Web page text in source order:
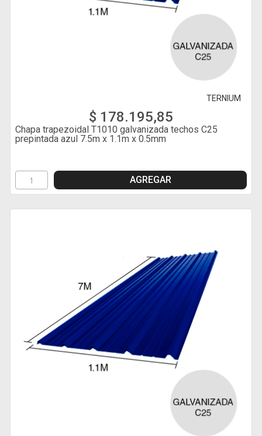
TERNIUM
$ 178.195,85
Chapa trapezoidal T1010 galvanizada techos C25
prepintada azul 7.5m x 1.1m x 0.5mm
AGREGAR